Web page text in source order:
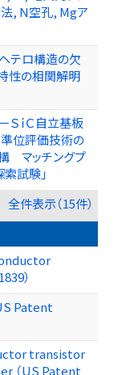
, N空孔, Mgア
テロ構造の欠
性の相関解明
ＳｉＣ自立基板
位評価技術の
マッチングプ
試験」
全件表示（15件）
）
Patent
transistor
（US Patent